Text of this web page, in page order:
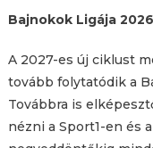
Bajnokok Ligája
A 2027-es új ciklust
tovább folytatódik a
Továbbra is
nézni a Sport1-en és